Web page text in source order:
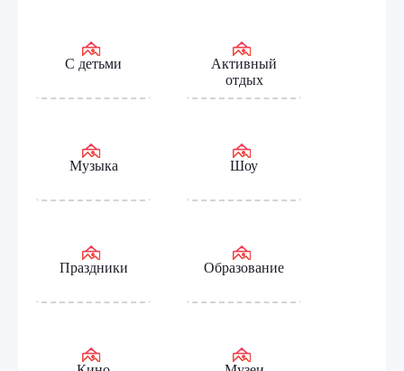
С детьми
Активный
отдых
Музыка Шоу
Праздники Образование